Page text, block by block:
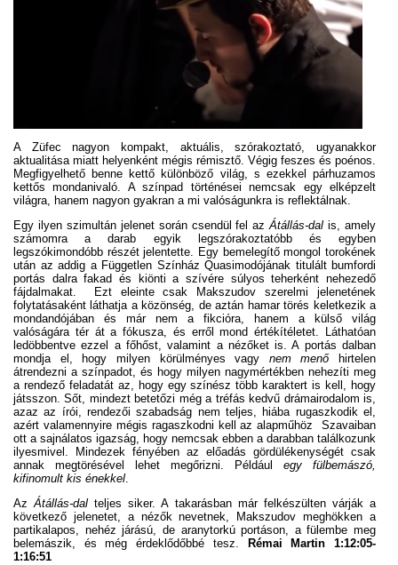
A Züfec nagyon kompakt, aktuális, szórakoztató, ugyanakkor
aktualitása miatt helyenként mégis rémisztő. Végig feszes és poénos.
Megfigyelhető benne kettő különböző világ, s ezekkel párhuzamos
kettős mondanivaló. A színpad történései nemcsak egy elképzelt
világra, hanem nagyon gyakran a mi valóságunkra is reflektálnak.
Egy ilyen szimultán jelenet során csendül fel azÁtállás-dal is, amely
számomra a darab egyik legszórakoztatóbb és egyben
legszókimondóbb részét jelentette. Egy bemelegítő mongol torokének
után az addig a Független Színház Quasimodójának titulált bumfordi
portás dalra fakad és kiönti a szívére súlyos teherként nehezedő
fájdalmakat. Ezt eleinte csak Makszudov szerelmi jelenetének
folytatásaként láthatja a közönség, de aztán hamar törés keletkezik a
mondandójában és már nem a fikcióra, hanem a külső világ
valóságára tér át a fókusza, és erről mond értékítéletet. Láthatóan
ledöbbentve ezzel a főhőst, valamint a nézőket is. A portás dalban
mondja el, hogy milyen körülményes vagy nem menőhirtelen
átrendezni a színpadot, és hogy milyen nagymértékben nehezíti meg
a rendező feladatát az, hogy egy színész több karaktert is kell, hogy
játsszon. Sőt, mindezt betetőzi még a tréfás kedvű drámairodalom is,
azaz az írói, rendezői szabadság nem teljes, hiába rugaszkodik el,
azért valamennyire mégis ragaszkodni kell az alapműhöz Szavaiban
ott a sajnálatos igazság, hogy nemcsak ebben a darabban találkozunk
ilyesmivel. Mindezek fényében az előadás gördülékenységét csak
annak megtörésével lehet megőrizni. Például egy fülbemászó,
kifinomult kis énekkel.
AzÁtállás-dal teljes siker. A takarásban már felkészülten várják a
következő jelenetet, a nézők nevetnek, Makszudov meghökken a
partikalapos, nehéz járású, de aranytorkú portáson, a fülembe meg
belemászik, és még érdeklődőbbé tesz.
Rémai Martin 1:12:05-
1:16:51